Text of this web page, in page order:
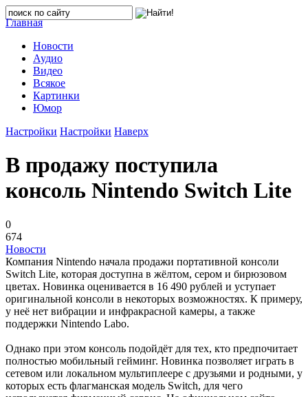
Главная
Новости
Аудио
Видео
Всякое
Картинки
Юмор
Настройки Настройки Наверх
В продажу поступила
консоль Nintendo Switch Lite
0
674
Новости
Компания Nintendo начала продажи портативной консоли
Switch Lite, которая доступна в жёлтом, сером и бирюзовом
цветах. Новинка оценивается в 16 490 рублей и уступает
оригинальной консоли в некоторых возможностях. К примеру,
у неё нет вибрации и инфракрасной камеры, а также
поддержки Nintendo Labo.
Однако при этом консоль подойдёт для тех, кто предпочитает
полностью мобильный гейминг. Новинка позволяет играть в
сетевом или локальном мультиплеере с друзьями и родными, у
которых есть флагманская модель Switch, для чего